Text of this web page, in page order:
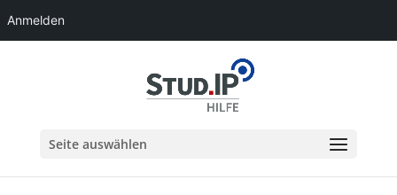
Anmelden
Seite auswählen